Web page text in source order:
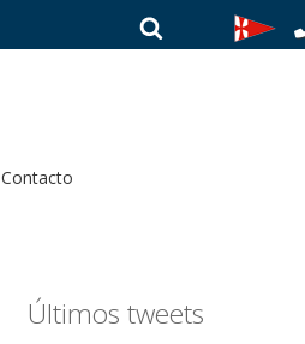
por:
Contacto
Últimos tweets